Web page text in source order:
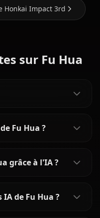
Honkai Impact 3rd
sur Fu Hua
Fu Hua ?
grâce à l'IA ?
de Fu Hua ?